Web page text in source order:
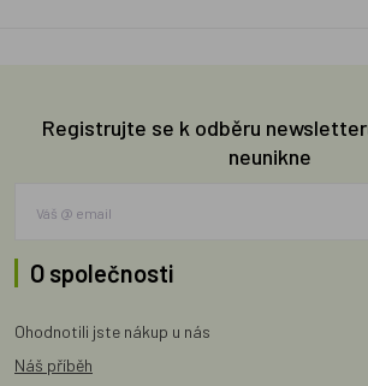
Registrujte se k odběru
neunikne
O společnosti
Ohodnotili jste nákup u nás
Náš příběh